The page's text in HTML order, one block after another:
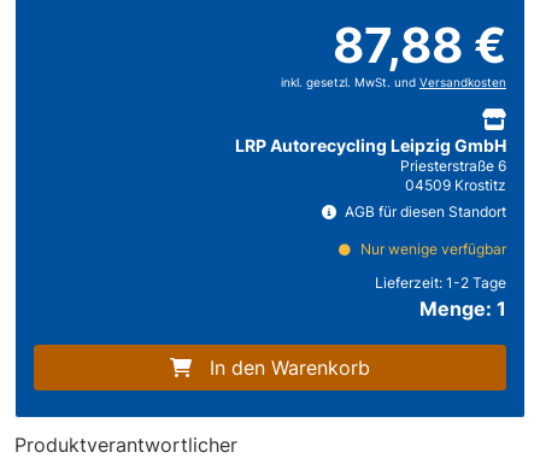
87,88 €
inkl. gesetzl. MwSt. und Versandkosten
LRP Autorecycling Leipzig GmbH
Priesterstraße 6
04509 Krostitz
AGB für diesen Standort
Nur wenige verfügbar
Lieferzeit: 1-2 Tage
Menge: 1
In den Warenkorb
Produktverantwortlicher